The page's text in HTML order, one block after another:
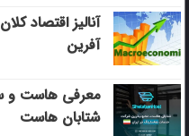
آنالیز اقتصاد
آفرین
معرفی هاست و
شتابان هاست